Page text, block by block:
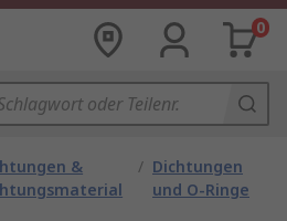
0
&
/ Dichtungen
und O-Ringe